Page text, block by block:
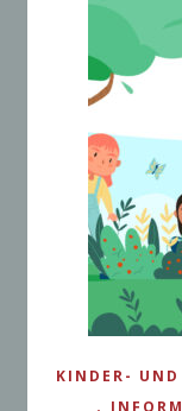
KINDER- UND
,